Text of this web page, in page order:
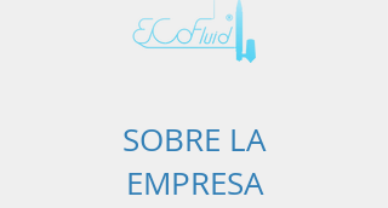
SOBRE LA
EMPRESA